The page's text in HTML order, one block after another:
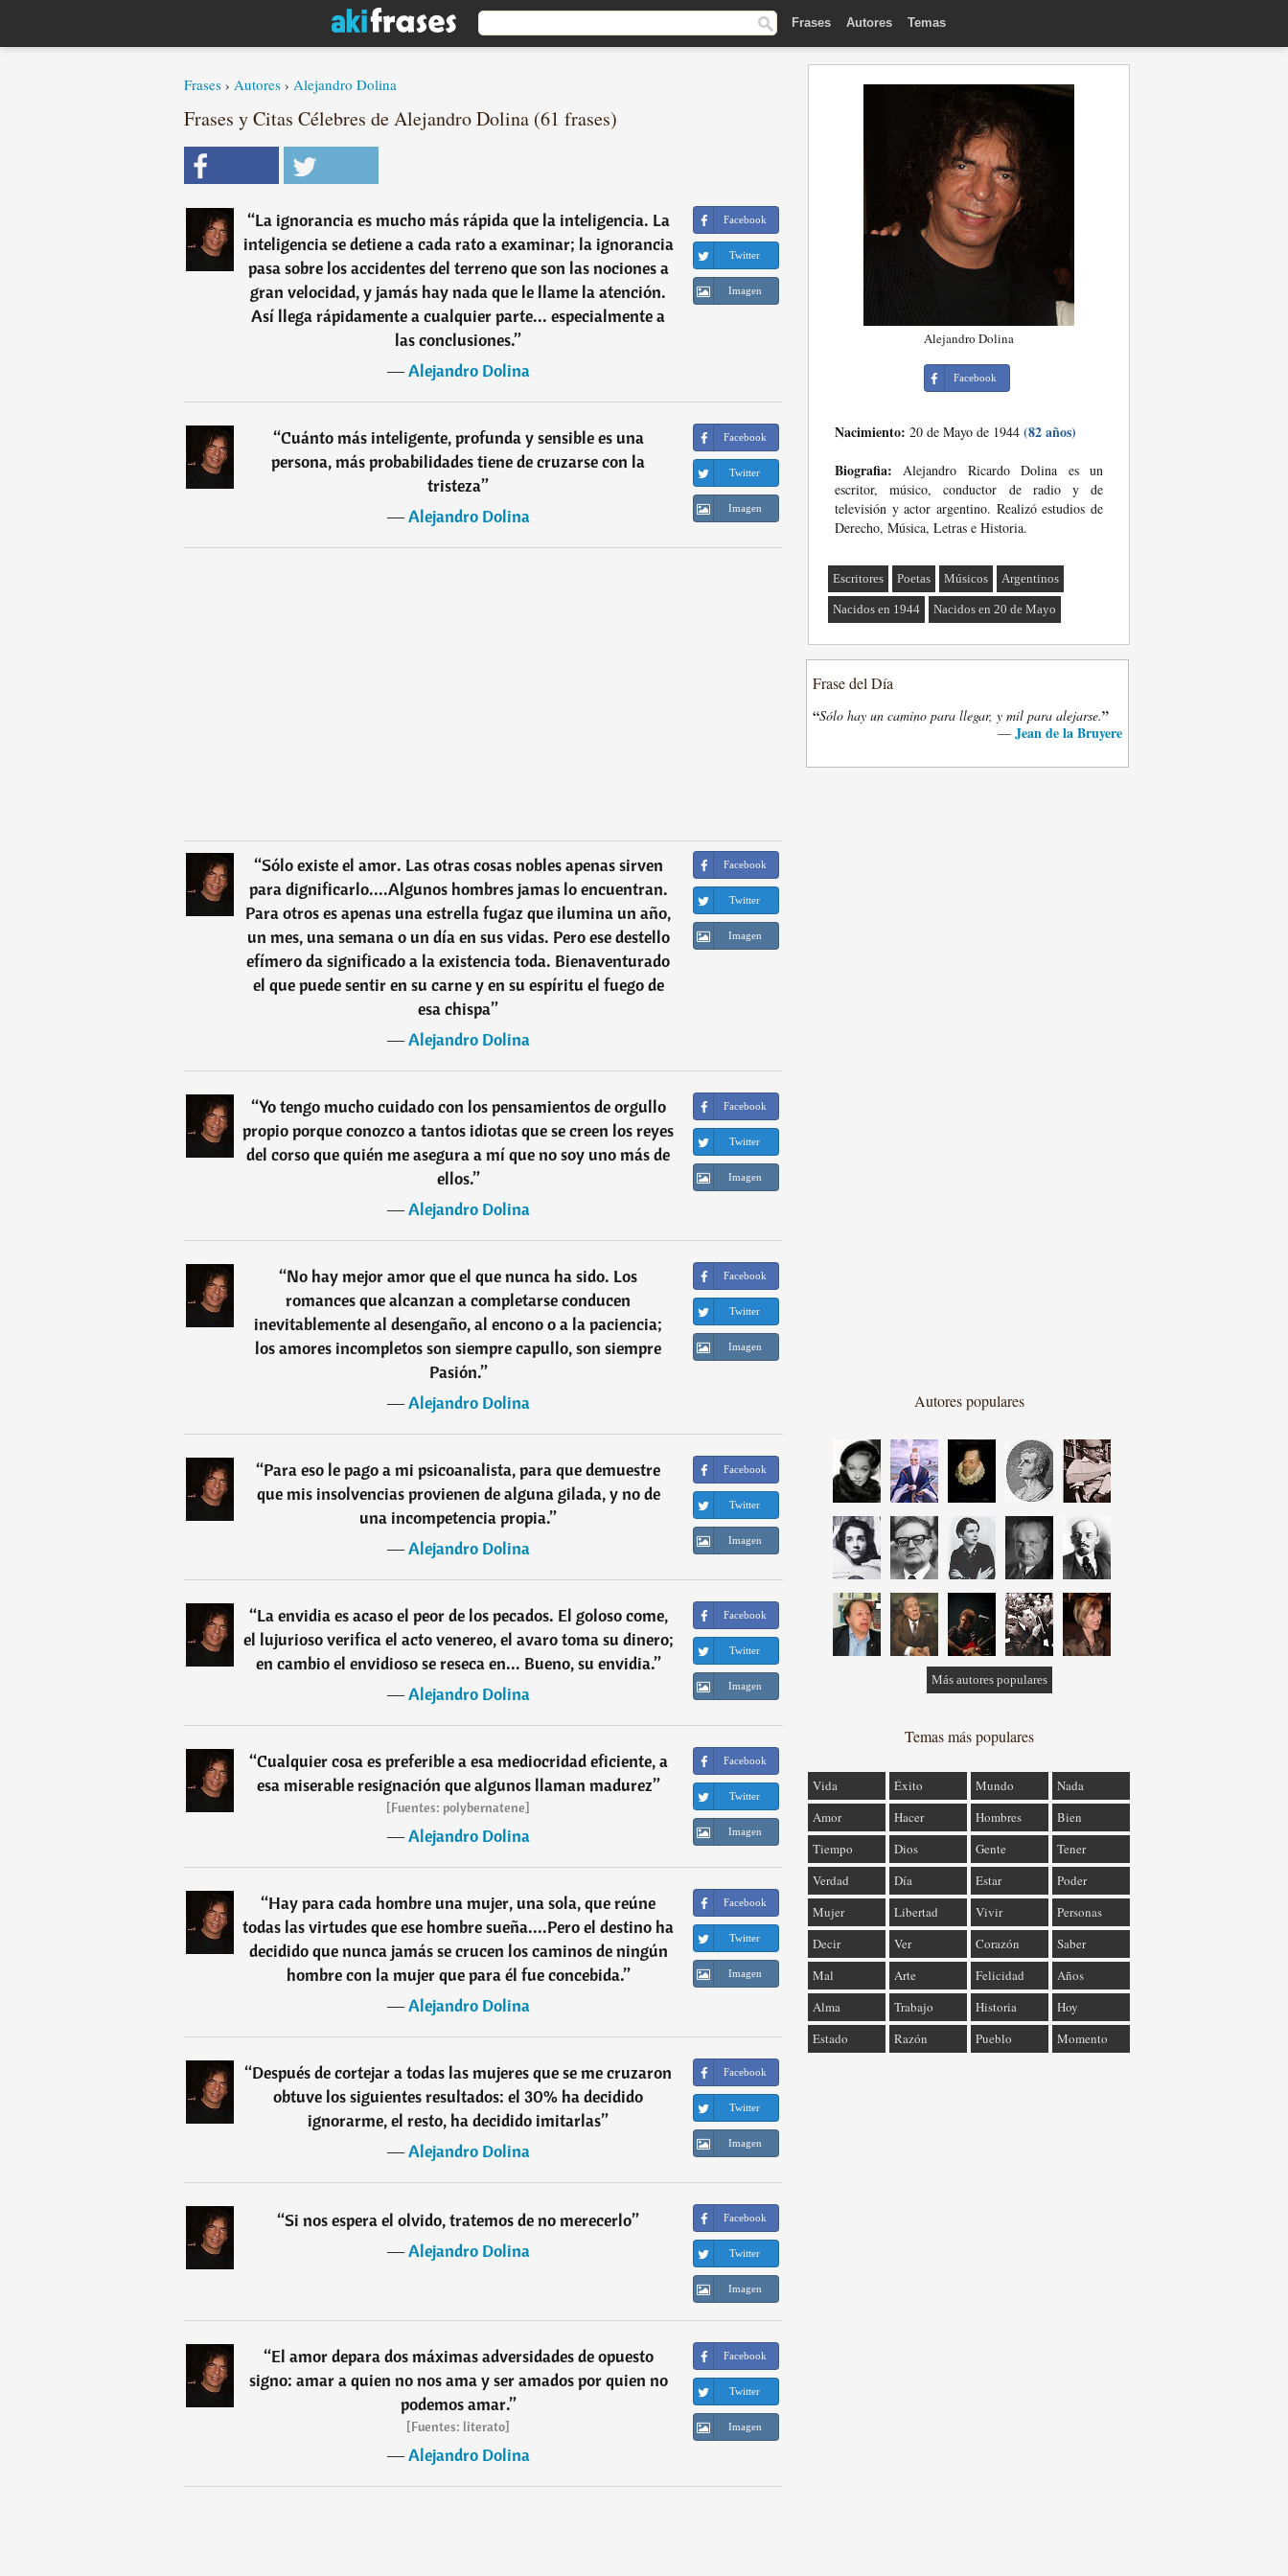
Frases Autores Temas
Frases › Autores › Alejandro Dolina
Frases y Citas Célebres de Alejandro Dolina (61 frases)
“La ignorancia es mucho más rápida que la inteligencia. La
inteligencia se detiene a cada rato a examinar; la ignorancia
pasa sobre los accidentes del terreno que son las nociones a
gran velocidad, y jamás hay nada que le llame la atención.
Así llega rápidamente a cualquier parte... especialmente a
las conclusiones.”
―Alejandro Dolina
Facebook
Twitter
Imagen
“Cuánto más inteligente, profunda y sensible es una
persona, más probabilidades tiene de cruzarse con la
tristeza”
―Alejandro Dolina
Facebook
Twitter
Imagen
“Sólo existe el amor. Las otras cosas nobles apenas sirven
para dignificarlo....Algunos hombres jamas lo encuentran.
Para otros es apenas una estrella fugaz que ilumina un año,
un mes, una semana o un día en sus vidas. Pero ese destello
efímero da significado a la existencia toda. Bienaventurado
el que puede sentir en su carne y en su espíritu el fuego de
esa chispa”
―Alejandro Dolina
Facebook
Twitter
Imagen
“Yo tengo mucho cuidado con los pensamientos de orgullo
propio porque conozco a tantos idiotas que se creen los reyes
del corso que quién me asegura a mí que no soy uno más de
ellos.”
―Alejandro Dolina
Facebook
Twitter
Imagen
“No hay mejor amor que el que nunca ha sido. Los
romances que alcanzan a completarse conducen
inevitablemente al desengaño, al encono o a la paciencia;
los amores incompletos son siempre capullo, son siempre
Pasión.”
―Alejandro Dolina
Facebook
Twitter
Imagen
“Para eso le pago a mi psicoanalista, para que demuestre
que mis insolvencias provienen de alguna gilada, y no de
una incompetencia propia.”
―Alejandro Dolina
Facebook
Twitter
Imagen
“La envidia es acaso el peor de los pecados. El goloso come,
el lujurioso verifica el acto venereo, el avaro toma su dinero;
en cambio el envidioso se reseca en... Bueno, su envidia.”
―Alejandro Dolina
Facebook
Twitter
Imagen
“Cualquier cosa es preferible a esa mediocridad eficiente, a
esa miserable resignación que algunos llaman madurez”
[Fuentes: polybernatene]
―Alejandro Dolina
Facebook
Twitter
Imagen
“Hay para cada hombre una mujer, una sola, que reúne
todas las virtudes que ese hombre sueña....Pero el destino ha
decidido que nunca jamás se crucen los caminos de ningún
hombre con la mujer que para él fue concebida.”
―Alejandro Dolina
Facebook
Twitter
Imagen
“Después de cortejar a todas las mujeres que se me cruzaron
obtuve los siguientes resultados: el 30% ha decidido
ignorarme, el resto, ha decidido imitarlas”
―Alejandro Dolina
Facebook
Twitter
Imagen
“Si nos espera el olvido, tratemos de no merecerlo”
―Alejandro Dolina
Facebook
Twitter
Imagen
“El amor depara dos máximas adversidades de opuesto
signo: amar a quien no nos ama y ser amados por quien no
podemos amar.”
[Fuentes: literato]
―Alejandro Dolina
Facebook
Twitter
Imagen
Alejandro Dolina
Facebook
Nacimiento: 20 de Mayo de 1944 (82 años)
Biografia: Alejandro Ricardo Dolina es un
escritor, músico, conductor de radio y de
televisión y actor argentino. Realizó estudios de
Derecho, Música, Letras e Historia.
Escritores Poetas Músicos Argentinos
Nacidos en 1944 Nacidos en 20 de Mayo
Frase del Día
“Sólo hay un camino para llegar, y mil para alejarse.”
— Jean de la Bruyere
Autores populares
Más autores populares
Temas más populares
Vida Éxito Mundo
Nada
Amor
Hacer Hombres
Bien
Tiempo
Dios Gente
Tener
Verdad
Día Estar
Poder
Mujer
Libertad Vivir
Personas
Decir
Ver Corazón
Saber
Mal
Arte Felicidad
Años
Alma
Trabajo Historia
Hoy
Estado
Razón Pueblo Momento